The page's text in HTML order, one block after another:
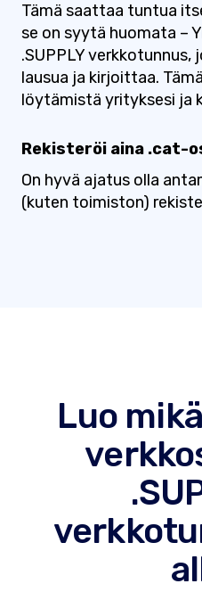
Tämä saattaa tuntua
se on syytä huomata –
.SUPPLY
lausua ja kirjoittaa.
löytämistä yrityksesi ja
Rekisteröi aina .cat-
On hyvä ajatus olla
(kuten toimiston)
Luo